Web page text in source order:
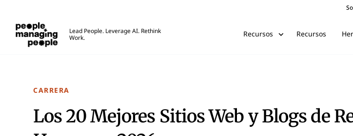
Lead People. Leverage AI. Rethink
Work.
Recursos Recursos
CARRERA
Los 20 Mejores Sitios Web y Blogs de